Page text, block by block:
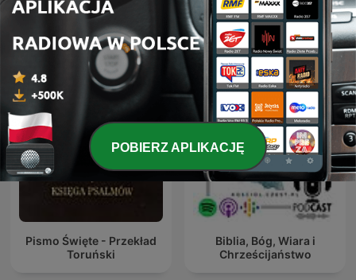
Mowia Swiadkowie Radio Watykańskie
Pismo Święte - Przekład
Toruński
Biblia, Bóg, Wiara i
Chrześcijaństwo
POBIERZ APLIKACJĘ